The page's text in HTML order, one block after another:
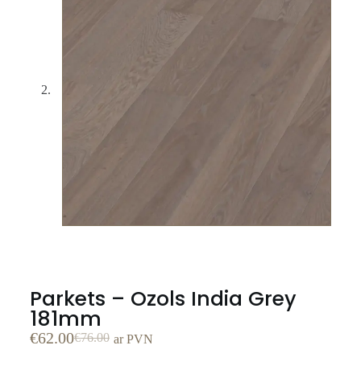
Parkets – Ozols India Grey
181mm
€76.00
€62.00 ar PVN